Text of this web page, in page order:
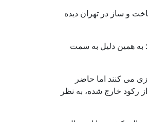
و ساز در تهران دیده
به همین دلیل به سمت
تهران تخریب و نوسازی می کنند اما حاضر
رکود خارج شده، به نظر